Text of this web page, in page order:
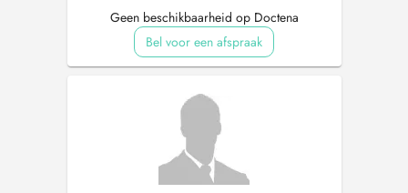
Geen beschikbaarheid op Doctena
Bel voor een afspraak